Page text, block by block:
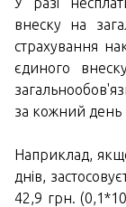
внеску на
страхування
єдиного
за кожний день
Наприклад,
днів,
42,9 грн.